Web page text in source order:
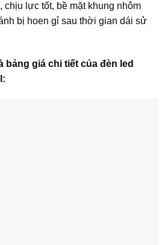
chịu lực tốt, bề mặt khung nhôm
bị hoen gỉ sau thời gian dái sử
bảng giá chi tiết của đèn led